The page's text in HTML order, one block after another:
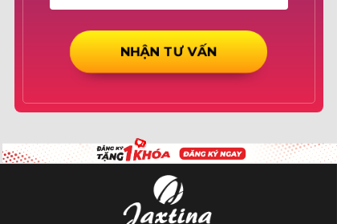
NHẬN TƯ VẤN